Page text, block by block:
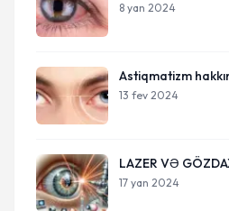
8 yan 2024
Astiqmatizm
13 fev 2024
LAZER VƏ
17 yan 2024